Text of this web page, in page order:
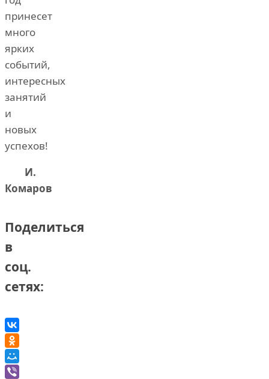
принесет
много
ярких
событий,
интересных
занятий
и
новых
успехов!
И.
Комаров
Поделиться
в
соц.
сетях: